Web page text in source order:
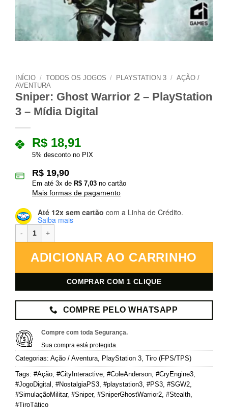
INÍCIO / TODOS OS JOGOS / PLAYSTATION 3 / AÇÃO /
AVENTURA
Sniper: Ghost Warrior 2 – PlayStation
3 – Mídia Digital
R$ 18,91
5% desconto no PIX
R$ 19,90
Em até 3x de R$ 7,03 no cartão
Mais formas de pagamento
Até 12x sem cartão com a Linha de Crédito.
Saiba mais
ADICIONAR AO CARRINHO
COMPRAR COM 1 CLIQUE
COMPRE PELO WHATSAPP
Compre com toda Segurança.
Sua compra está protegida.
Categorias: Ação / Aventura PlayStation 3 Tiro (FPS/TPS)
Tags: #Ação #CityInteractive #ColeAnderson #CryEngine3
#JogoDigital
#NostalgiaPS3 #playstation3 #PS3 #SGW2
#SimulaçãoMilitar, #Sniper, #SniperGhostWarrior2 #Stealth
#TiroTático